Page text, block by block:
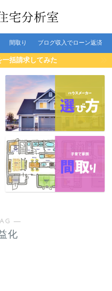
間取り ブログ収入でローン返済
一括請求してみた
―
化